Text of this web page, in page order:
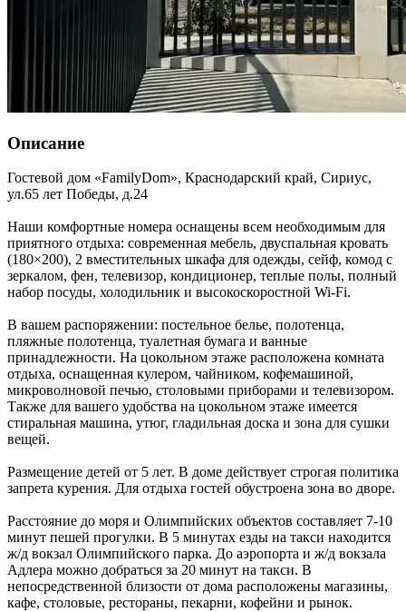
Описание
Гостевой дом «FamilyDom», Краснодарский край, Сириус,
ул.65 лет Победы, д.24
Наши комфортные номера оснащены всем необходимым для
приятного отдыха: современная мебель, двуспальная кровать
(180×200), 2 вместительных шкафа для одежды, сейф, комод с
зеркалом, фен, телевизор, кондиционер, теплые полы, полный
набор посуды, холодильник и высокоскоростной Wi-Fi.
В вашем распоряжении: постельное белье, полотенца,
пляжные полотенца, туалетная бумага и ванные
принадлежности. На цокольном этаже расположена комната
отдыха, оснащенная кулером, чайником, кофемашиной,
микроволновой печью, столовыми приборами и телевизором.
Также для вашего удобства на цокольном этаже имеется
стиральная машина, утюг, гладильная доска и зона для сушки
вещей.
Размещение детей от 5 лет. В доме действует строгая политика
запрета курения. Для отдыха гостей обустроена зона во дворе.
Расстояние до моря и Олимпийских объектов составляет 7-10
минут пешей прогулки. В 5 минутах езды на такси находится
ж/д вокзал Олимпийского парка. До аэропорта и ж/д вокзала
Адлера можно добраться за 20 минут на такси. В
непосредственной близости от дома расположены магазины,
кафе, столовые, рестораны, пекарни, кофейни и рынок.